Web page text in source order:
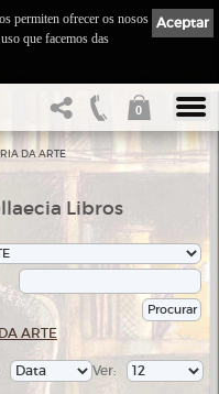
0
DA ARTE
Libros
ARTE
Ver:
Aceptar
permiten ofrecer os nosos
que facemos das